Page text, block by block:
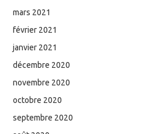
mars 2021
février 2021
janvier 2021
décembre 2020
novembre 2020
octobre 2020
septembre 2020